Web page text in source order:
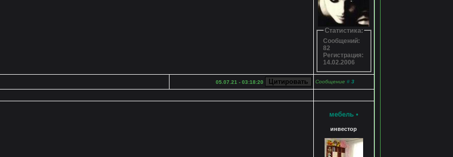
Статистика:
Сообщений:
82
Регистрация:
14.02.2006
05.07.21 - 03:18:20 Сообщение # 3
мебель •
инвестор